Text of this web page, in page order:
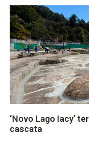
‘Novo Lago Iacy’
cascata